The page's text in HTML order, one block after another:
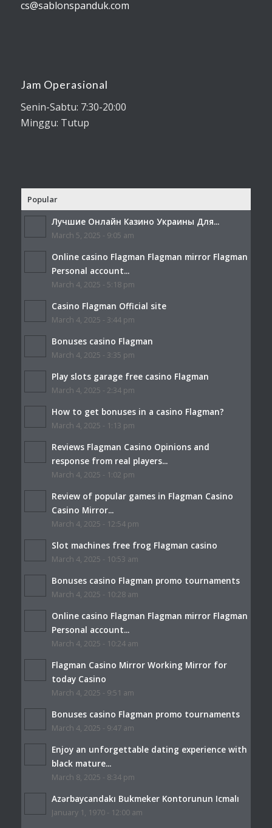
cs@sablonspanduk.com
Jam Operasional
Senin-Sabtu: 7:30-20:00
Minggu: Tutup
Popular
Лучшие Онлайн Казино Украины Для...
March 5, 2025 - 9:05 am
Online casino Flagman Flagman mirror Flagman
Personal account...
March 4, 2025 - 5:18 pm
Casino Flagman Official site
March 4, 2025 - 3:44 pm
Bonuses casino Flagman
March 4, 2025 - 3:35 pm
Play slots garage free casino Flagman
March 4, 2025 - 2:34 pm
How to get bonuses in a casino Flagman?
March 4, 2025 - 1:13 pm
Reviews Flagman Casino Opinions and
response from real players...
March 4, 2025 - 1:02 pm
Review of popular games in Flagman Casino
Casino Mirror...
March 4, 2025 - 12:54 pm
Slot machines free frog Flagman casino
March 4, 2025 - 10:53 am
Bonuses casino Flagman promo tournaments
March 4, 2025 - 10:28 am
Online casino Flagman Flagman mirror Flagman
Personal account...
March 4, 2025 - 10:24 am
Flagman Casino Mirror Working Mirror for
today Casino
March 4, 2025 - 9:51 am
Bonuses casino Flagman promo tournaments
March 4, 2025 - 9:47 am
Enjoy an unforgettable dating experience with
black mature...
March 8, 2025 - 8:34 pm
Azərbaycandakı Bukmeker Kontorunun Icmalı
January 1, 1970 - 12:00 am